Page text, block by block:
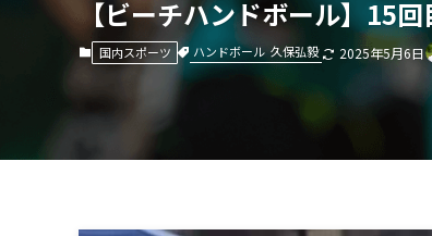
【ビーチハンドボール】15
国内スポーツ ハンドボール 久保弘毅 2025年5月6日